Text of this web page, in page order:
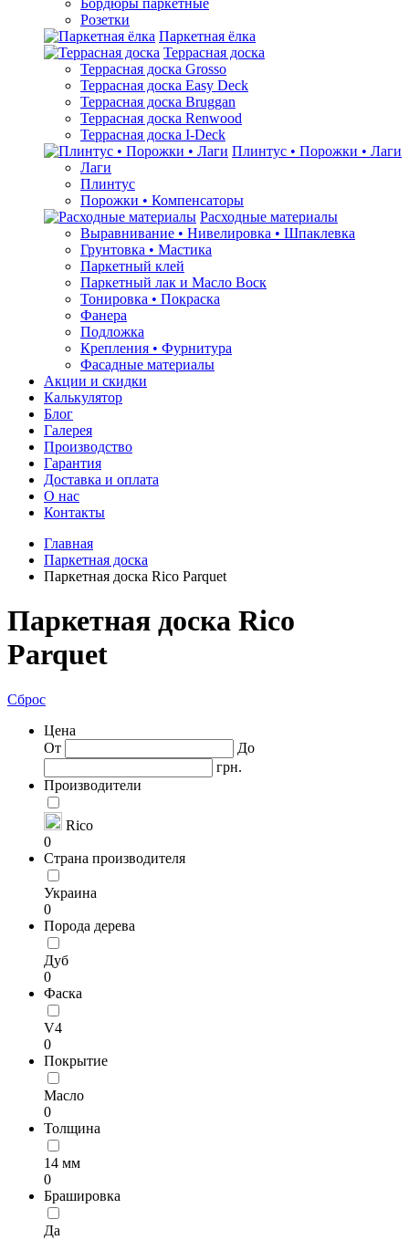
Бордюры паркетные
Розетки
Паркетная ёлка
Террасная доска
Террасная доска Grosso
Террасная доска Easy Deck
Террасная доска Bruggan
Террасная доска Renwood
Террасная доска I-Deck
Плинтус • Порожки • Лаги
Лаги
Плинтус
Порожки • Компенсаторы
Расходные материалы
Выравнивание • Нивелировка • Шпаклевка
Грунтовкa • Мастика
Паркетный клей
Паркетный лак и Масло Воск
Тонировка • Покраска
Фанера
Подложка
Крепления • Фурнитура
Фасадные материалы
Акции и скидки
Калькулятор
Блог
Галерея
Производство
Гарантия
Доставка и оплата
О нас
Контакты
Главная
Паркетная доска
Паркетная доска Rico Parquet
Паркетная доска Rico
Parquet
Сброс
Цена
От
До
грн.
Производители
Rico
0
Страна производителя
Украина
0
Порода дерева
Дуб
0
Фаска
V4
0
Покрытие
Масло
0
Толщина
14 мм
0
Брашировка
Да